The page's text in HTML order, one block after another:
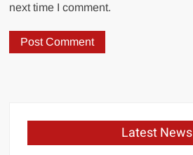
next time I comment.
Latest News